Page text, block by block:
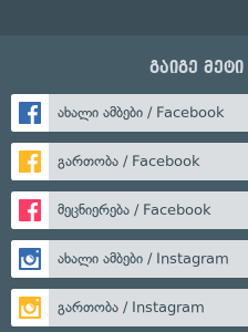
გაიგე
ახალი ამბები / Facebook
გართობა / Facebook
მეცნიერება / Facebook
ახალი ამბები / Instagram
გართობა / Instagram